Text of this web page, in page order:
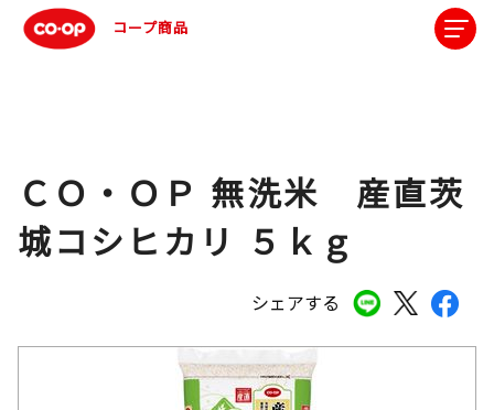
コープ商品
シェアする
ＣＯ・ＯＰ 無洗米 産直茨
城コシヒカリ ５ｋｇ